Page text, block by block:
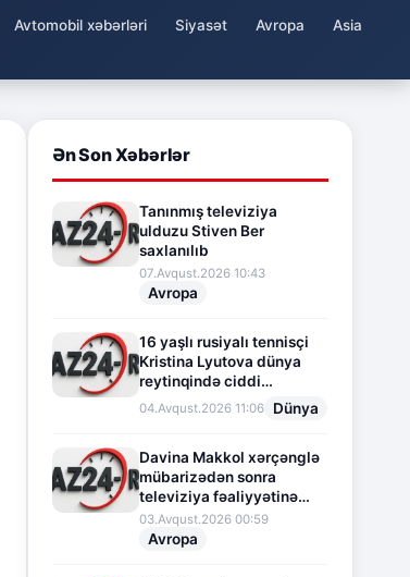
Avtomobil xəbərləri Siyasət Avropa
Asia
Ən Son Xəbərlər
Tanınmış televiziya
ulduzu Stiven Ber
saxlanılıb
07.Avqust.2026 10:43
Avropa
16 yaşlı rusiyalı tennisçi
Kristina Lyutova dünya
reytinqində ciddi
irəliləyişə imza atdı
04.Avqust.2026 11:06 Dünya
Davina Makkol xərçənglə
mübarizədən sonra
televiziya fəaliyyətinə
fasilə verir
03.Avqust.2026 00:59
Avropa